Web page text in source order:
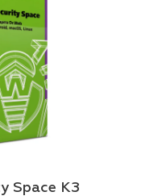
Space КЗ